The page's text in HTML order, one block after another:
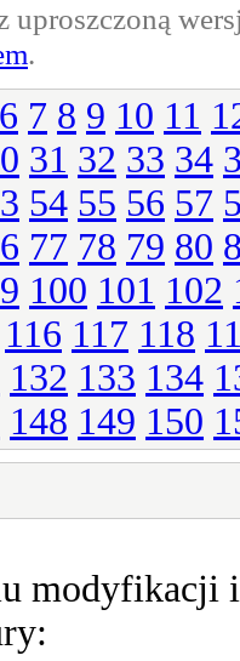
uproszczoną
.
6 7 8 9 10 11
31 32 33 34
54 55 56 57
77 78 79 80
100 101 102
116 117 118
132 133 134
148 149 150
modyfikacji